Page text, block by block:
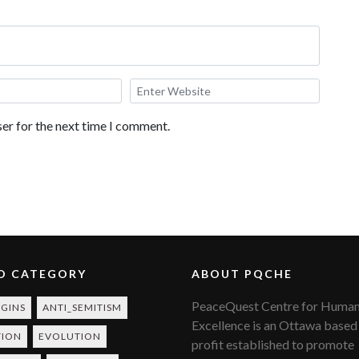
for the next time I comment.
CATEGORY
ANTI_SEMITISM
EVOLUTION
ABOUT PQCHE
PeaceQuest Centre for Human
Excellence is an Ottawa
profit established to promote